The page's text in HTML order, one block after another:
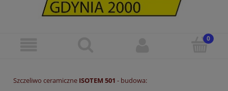
Szczeliwo ceramiczne ISOTEM 501 - budowa: